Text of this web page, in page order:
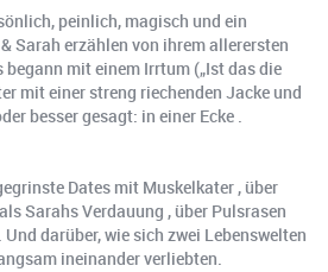
peinlich, magisch und ein
Sarah erzählen von ihrem allerersten
begann mit einem Irrtum („Ist das die
mit einer streng riechenden Jacke und
besser gesagt: in einer Ecke .
Dates mit Muskelkater , über
Sarahs Verdauung , über Pulsrasen
darüber, wie sich zwei Lebenswelten
ineinander verliebten.